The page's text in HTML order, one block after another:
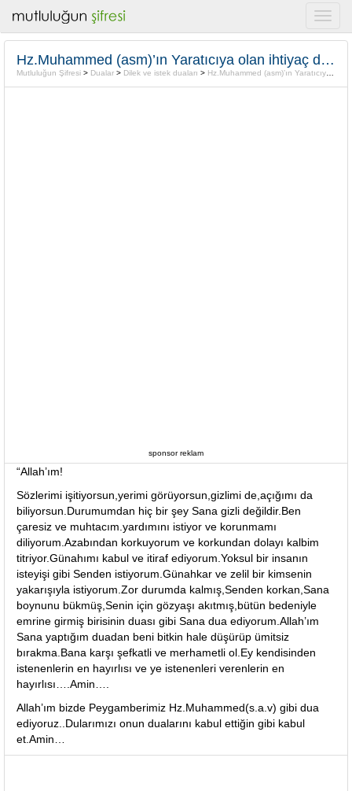
Hz.Muhammed (asm)’ın Yaratıcıya olan ihtiyaç duası
Mutluluğun Şifresi > Dualar > Dilek ve istek duaları > Hz.Muhammed (asm)’ın Yaratıcıya olan ihtiyaç duası
sponsor reklam
“Allah’ım!
Sözlerimi işitiyorsun,yerimi görüyorsun,gizlimi de,açığımı da
biliyorsun.Durumumdan hiç bir şey Sana gizli değildir.Ben
çaresiz ve muhtacım.yardımını istiyor ve korunmamı
diliyorum.Azabından korkuyorum ve korkundan dolayı kalbim
titriyor.Günahımı kabul ve itiraf ediyorum.Yoksul bir insanın
isteyişi gibi Senden istiyorum.Günahkar ve zelil bir kimsenin
yakarışıyla istiyorum.Zor durumda kalmış,Senden korkan,Sana
boynunu bükmüş,Senin için gözyaşı akıtmış,bütün bedeniyle
emrine girmiş birisinin duası gibi Sana dua ediyorum.Allah’ım
Sana yaptığım duadan beni bitkin hale düşürüp ümitsiz
bırakma.Bana karşı şefkatli ve merhametli ol.Ey kendisinden
istenenlerin en hayırlısı ve ye istenenleri verenlerin en
hayırlısı….Amin….
Allah’ım bizde Peygamberimiz Hz.Muhammed(s.a.v) gibi dua
ediyoruz..Dularımızı onun dualarını kabul ettiğin gibi kabul
et.Amin…